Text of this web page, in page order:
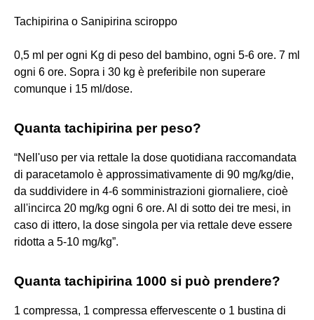
Tachipirina o Sanipirina sciroppo
0,5 ml per ogni Kg di peso del bambino, ogni 5-6 ore. 7 ml
ogni 6 ore. Sopra i 30 kg è preferibile non superare
comunque i 15 ml/dose.
Quanta tachipirina per peso?
“Nell'uso per via rettale la dose quotidiana raccomandata
di paracetamolo è approssimativamente di 90 mg/kg/die,
da suddividere in 4-6 somministrazioni giornaliere, cioè
all'incirca 20 mg/kg ogni 6 ore. Al di sotto dei tre mesi, in
caso di ittero, la dose singola per via rettale deve essere
ridotta a 5-10 mg/kg”.
Quanta tachipirina 1000 si può prendere?
1 compressa, 1 compressa effervescente o 1 bustina di